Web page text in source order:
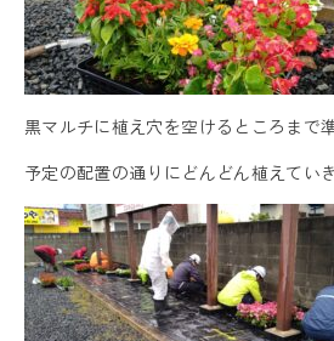
黒マルチに植え穴を空けるところまで
予定の配置の通りにどんどん植えてい